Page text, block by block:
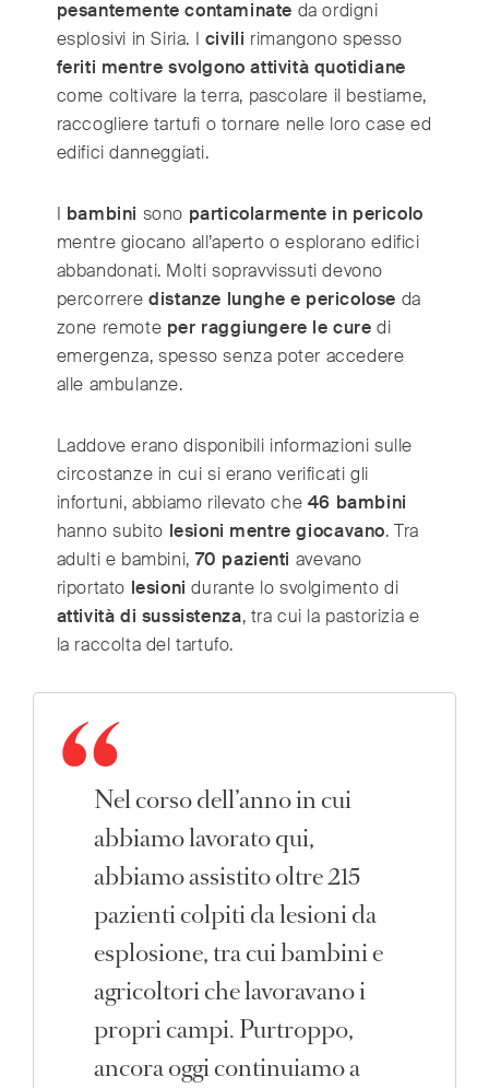
pesantemente contaminate da ordigni
esplosivi in Siria. I civili rimangono spesso
feriti mentre svolgono attività quotidiane
come coltivare la terra, pascolare il bestiame,
raccogliere tartufi o tornare nelle loro case ed
edifici danneggiati.
I bambini sono particolarmente in pericolo
mentre giocano all’aperto o esplorano edifici
abbandonati. Molti sopravvissuti devono
percorreredistanze lunghe e pericolose da
zone remote per raggiungere le cure di
emergenza, spesso senza poter accedere
alle ambulanze.
Laddove erano disponibili informazioni sulle
circostanze in cui si erano verificati gli
infortuni, abbiamo rilevato che 46 bambini
hanno subito lesioni mentre giocavano. Tra
adulti e bambini, 70 pazienti avevano
riportato lesioni durante lo svolgimento di
attività di sussistenza, tra cui la pastorizia e
la raccolta del tartufo.
Nel corso dell’anno in cui
abbiamo lavorato qui,
abbiamo assistito oltre 215
pazienti colpiti da lesioni da
esplosione, tra cui bambini e
agricoltori che lavoravano i
propri campi. Purtroppo,
ancora oggi continuiamo a